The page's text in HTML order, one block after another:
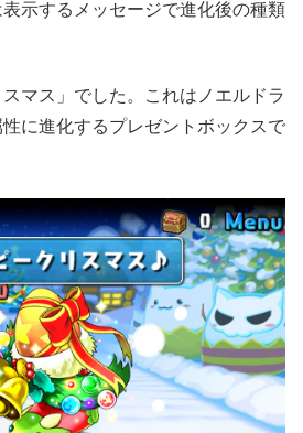
示するメッセージで進化後の種類
マス」でした。これはノエルドラ
に進化するプレゼントボックスで